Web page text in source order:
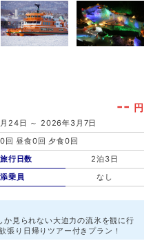
-- 円
24日 ～ 2026年3月7日
回 昼食0回 夕食0回
旅行日数
2泊3日
添乗員
なし
見られない大迫力の流氷を観に行
張り日帰りツアー付きプラン！